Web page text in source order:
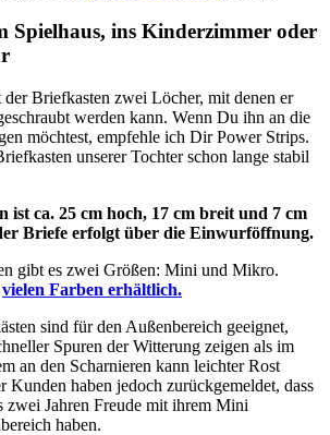
Spielhaus, ins Kinderzimmer oder
Briefkasten zwei Löcher, mit denen er
werden kann. Wenn Du ihn an die
möchtest, empfehle ich Dir Power Strips.
unserer Tochter schon lange stabil
ist ca. 25 cm hoch, 17 cm breit und 7 cm
Briefe erfolgt über die Einwurföffnung.
gibt es zwei Größen: Mini und Mikro.
vielen Farben erhältlich.
sind für den Außenbereich geeignet,
Spuren der Witterung zeigen als im
an den Scharnieren kann leichter Rost
Kunden haben jedoch zurückgemeldet, dass
zwei Jahren Freude mit ihrem Mini
haben.